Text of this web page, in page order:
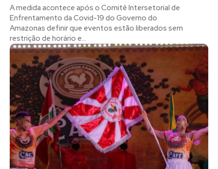
A medida acontece após o Comitê Intersetorial de
Enfrentamento da Covid-19 do Governo do
Amazonas definir que eventos estão liberados sem
restrição de horário e...